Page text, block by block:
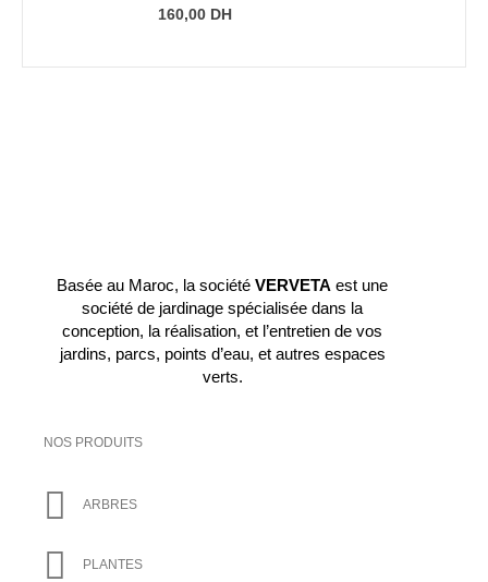
0 sur 5
160,00 DH
Basée au Maroc, la société VERVETA est une
société de jardinage spécialisée dans la
conception, la réalisation, et l’entretien de vos
jardins, parcs, points d’eau, et autres espaces
verts.
NOS PRODUITS
ARBRES
PLANTES